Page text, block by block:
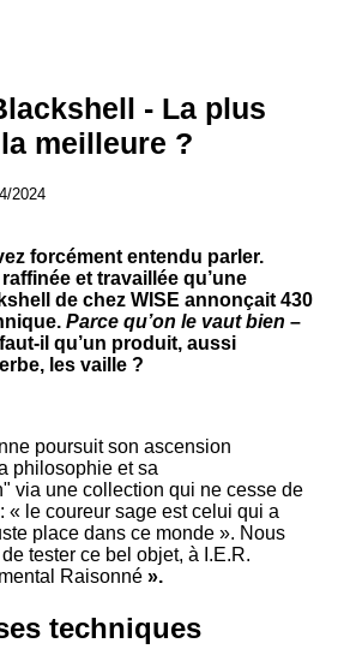
- La plus
meilleure ?
2024
forcément entendu parler.
et travaillée qu’une
de chez WISE annonçait 430
Parce qu’on le vaut bien –
il qu’un produit, aussi
les vaille ?
poursuit son ascension
philosophie et sa
via une collection qui ne cesse de
« le coureur sage est celui qui a
place dans ce monde ». Nous
tester ce bel objet, à I.E.R.
Raisonné».
techniques